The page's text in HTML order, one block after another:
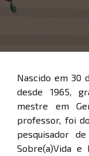
Nascido em 30
desde 1965,
mestre em
professor, foi
pesquisador
Sobre(a)Vida e